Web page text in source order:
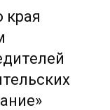
края